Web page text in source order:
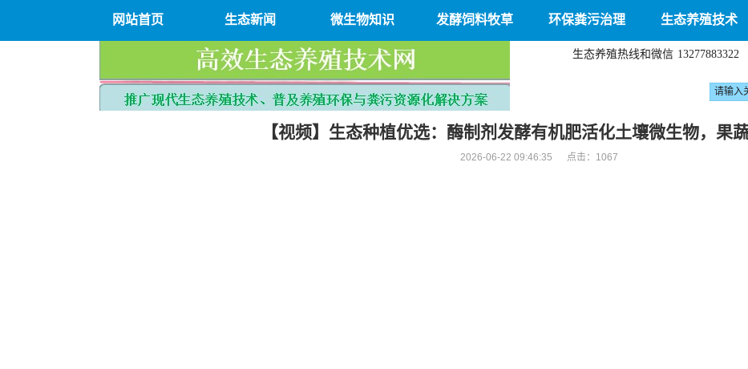
网站首页 生态新闻 微生物知识 发酵饲料牧草 环保粪污治理 生态养殖技术
生态养殖热线和微信 13277883322
【视频】生态种植优选：酶制剂发酵有机肥活化土壤微生物，果
2026-06-22 09:46:35 点击： 1067